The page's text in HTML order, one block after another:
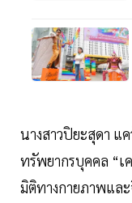
นางสาวปิยะสุดา แ
ทรัพยากรบุคคล “เ
มิติทางกายภาพแล